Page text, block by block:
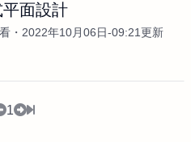
面設計
2022年10月06日-09:21更新
1